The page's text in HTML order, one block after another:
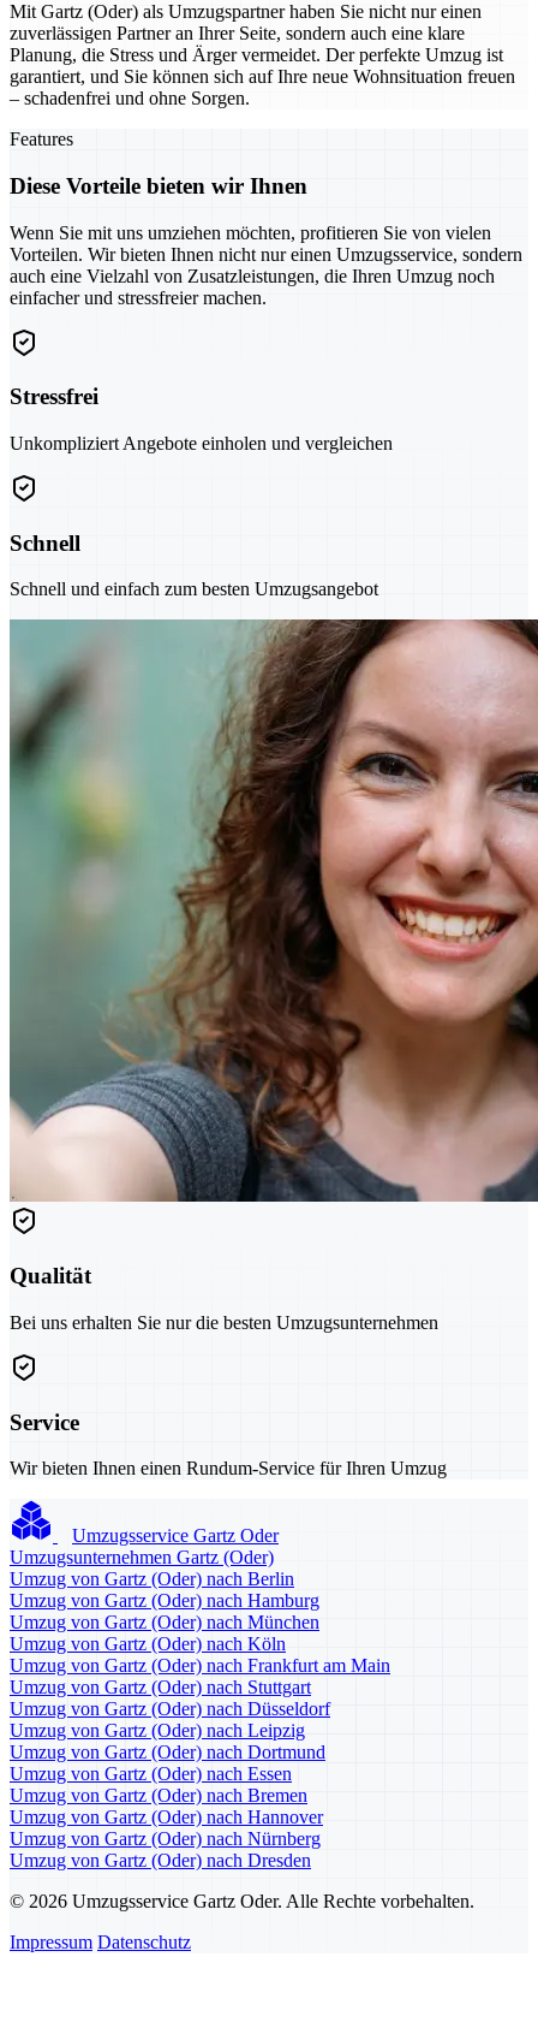
Mit Gartz (Oder) als Umzugspartner haben Sie nicht nur einen
zuverlässigen Partner an Ihrer Seite, sondern auch eine klare
Planung, die Stress und Ärger vermeidet. Der perfekte Umzug ist
garantiert, und Sie können sich auf Ihre neue Wohnsituation freuen
– schadenfrei und ohne Sorgen.
Features
Diese Vorteile bieten wir Ihnen
Wenn Sie mit uns umziehen möchten, profitieren Sie von vielen
Vorteilen. Wir bieten Ihnen nicht nur einen Umzugsservice, sondern
auch eine Vielzahl von Zusatzleistungen, die Ihren Umzug noch
einfacher und stressfreier machen.
Stressfrei
Unkompliziert Angebote einholen und vergleichen
Schnell
Schnell und einfach zum besten Umzugsangebot
Qualität
Bei uns erhalten Sie nur die besten Umzugsunternehmen
Service
Wir bieten Ihnen einen Rundum-Service für Ihren Umzug
Umzugsservice Gartz Oder
Umzugsunternehmen Gartz (Oder)
Umzug von Gartz (Oder) nach Berlin
Umzug von Gartz (Oder) nach Hamburg
Umzug von Gartz (Oder) nach München
Umzug von Gartz (Oder) nach Köln
Umzug von Gartz (Oder) nach Frankfurt am Main
Umzug von Gartz (Oder) nach Stuttgart
Umzug von Gartz (Oder) nach Düsseldorf
Umzug von Gartz (Oder) nach Leipzig
Umzug von Gartz (Oder) nach Dortmund
Umzug von Gartz (Oder) nach Essen
Umzug von Gartz (Oder) nach Bremen
Umzug von Gartz (Oder) nach Hannover
Umzug von Gartz (Oder) nach Nürnberg
Umzug von Gartz (Oder) nach Dresden
© 2026 Umzugsservice Gartz Oder. Alle Rechte vorbehalten.
Impressum Datenschutz